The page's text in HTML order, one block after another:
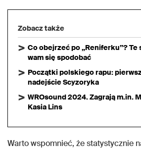
Zobacz także
Co obejrzeć po „Reniferku”?
wam się spodobać
Początki polskiego rapu:
nadejście Scyzoryka
WROsound 2024. Zagrają m.in.
Kasia Lins
Warto wspomnieć, że statystycznie